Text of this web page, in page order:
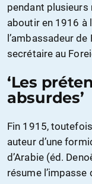
pendant
aboutir en 1916 à
l’ambassadeur
secrétaire au
‘Les
absurdes’
Fin 1915,
auteur d’une
d’Arabie (éd.
résume